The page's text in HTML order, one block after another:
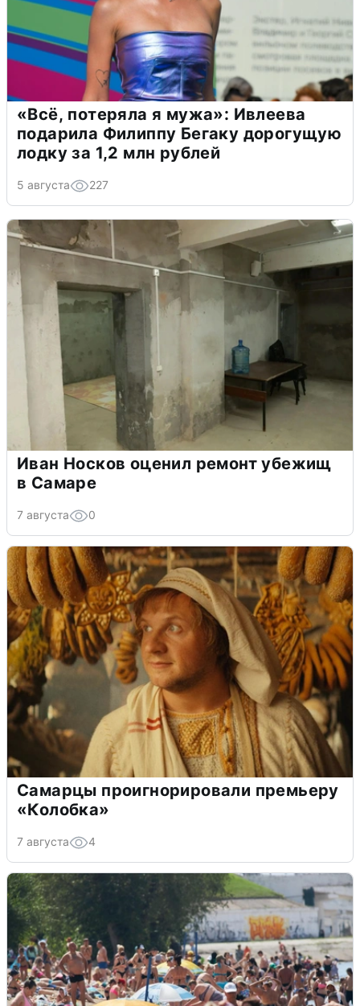
«Всё, потеряла я мужа»: Ивлеева
подарила Филиппу Бегаку дорогущую
лодку за 1,2 млн рублей
5 августа 227
Иван Носков оценил ремонт убежищ
в Самаре
7 августа 0
Самарцы проигнорировали премьеру
«Колобка»
7 августа 4